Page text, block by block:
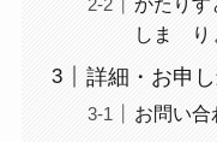
しま り
詳細・お申
お問い合